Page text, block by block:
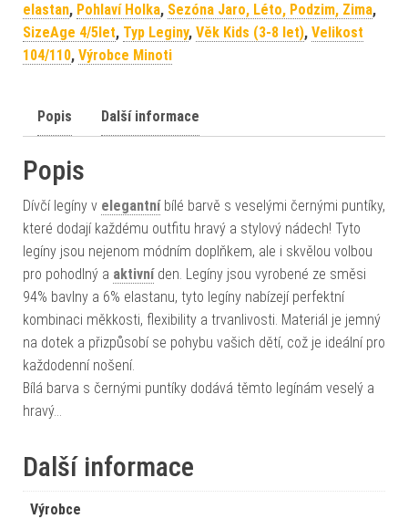
elastan, Pohlaví Holka, Sezóna Jaro, Léto, Podzim, Zima,
SizeAge 4/5let, Typ Leginy, Věk Kids (3-8 let), Velikost
104/110, Výrobce Minoti
Popis Další informace
Popis
Dívčí legíny v elegantníbílé barvě s veselými černými puntíky,
které dodají každému outfitu hravý a stylový nádech! Tyto
legíny jsou nejenom módním doplňkem, ale i skvělou volbou
pro pohodlný a aktivníden. Legíny jsou vyrobené ze směsi
94% bavlny a 6% elastanu, tyto legíny nabízejí perfektní
kombinaci měkkosti, flexibility a trvanlivosti. Materiál je jemný
na dotek a přizpůsobí se pohybu vašich dětí, což je ideální pro
každodenní nošení.
Bílá barva s černými puntíky dodává těmto legínám veselý a
hravý…
Další informace
Výrobce